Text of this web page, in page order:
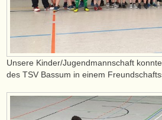
Unsere Kinder/Jugendmannschaft
des TSV Bassum in einem